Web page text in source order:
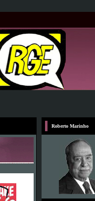
Roberto Marinho